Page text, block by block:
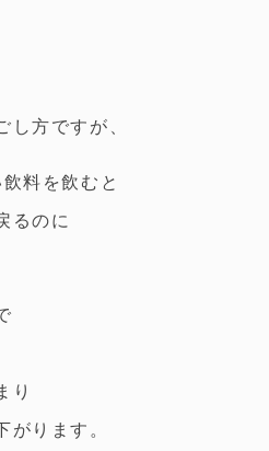
し方ですが、
料を飲むと
るのに
り
がります。